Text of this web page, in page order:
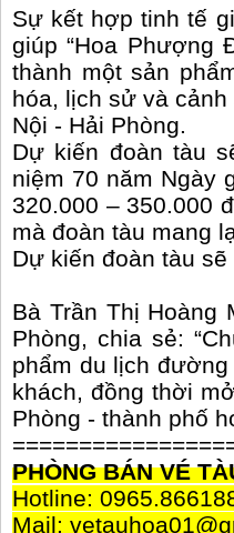
Sự kết hợp tinh tế
giúp “Hoa Phượng
thành một sản
hóa, lịch sử và
Nội - Hải Phòng.
Dự kiến đoàn tàu
niệm 70 năm Ngày
320.000 – 350.000
mà đoàn tàu mang
Dự kiến đoàn tàu
Bà Trần Thị Hoàng
Phòng, chia sẻ:
phẩm du lịch
khách, đồng thời
Phòng - thành phố
PHÒNG BÁN VÉ
Hotline:
Mail: